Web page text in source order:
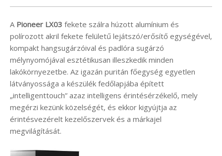
A Pioneer LX03 fekete szálra húzott alumínium és
polírozott akril fekete felületű lejátszó/erősítő egységével,
kompakt hangsugárzóival és padlóra sugárzó
mélynyomójával esztétikusan illeszkedik minden
lakókörnyezetbe. Az igazán puritán főegység egyetlen
látványossága a készülék fedőlapjába épített
„intelligenttouch” azaz intelligens érintésérzékelő, mely
megérzi kezünk közelségét, és ekkor kigyújtja az
érintésvezérelt kezelőszervek és a márkajel
megvilágítását.